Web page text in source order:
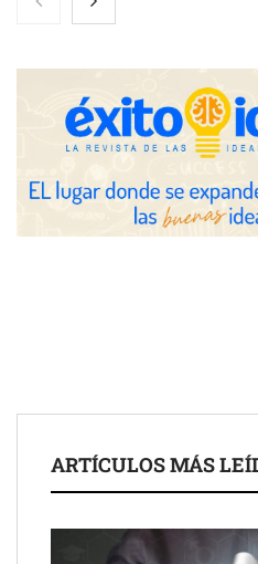
La luz roja, el nuevo aftersun,
Eulalia Roig lanza ‘The
ARTÍCULOS MÁS